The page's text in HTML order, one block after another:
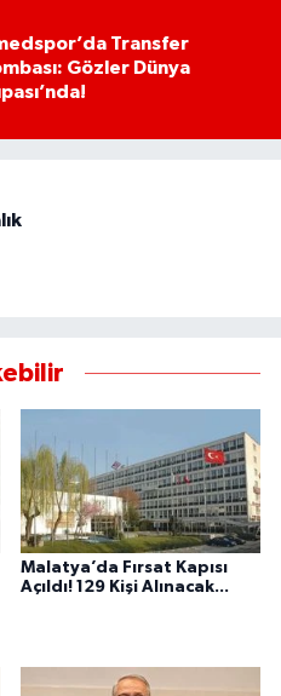
Transfer
Gözler Dünya
Malatya’da Fırsat Kapısı
Açıldı! 129 Kişi Alınacak...